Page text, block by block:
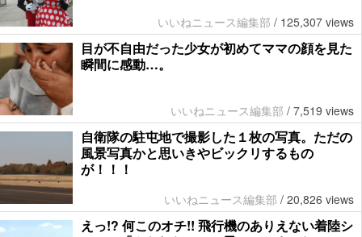
いいねニュース編集部 / 125,307 views
目が不自由だった少女が初めてママの顔を見た
瞬間に感動…。
いいねニュース編集部 / 7,519 views
自衛隊の駐屯地で撮影した１枚の写真。ただの
風景写真かと思いきやビックリするもの
が！！！
いいねニュース編集部 / 20,826 views
えっ!? 何このオチ!! 飛行機のありえない着陸シ